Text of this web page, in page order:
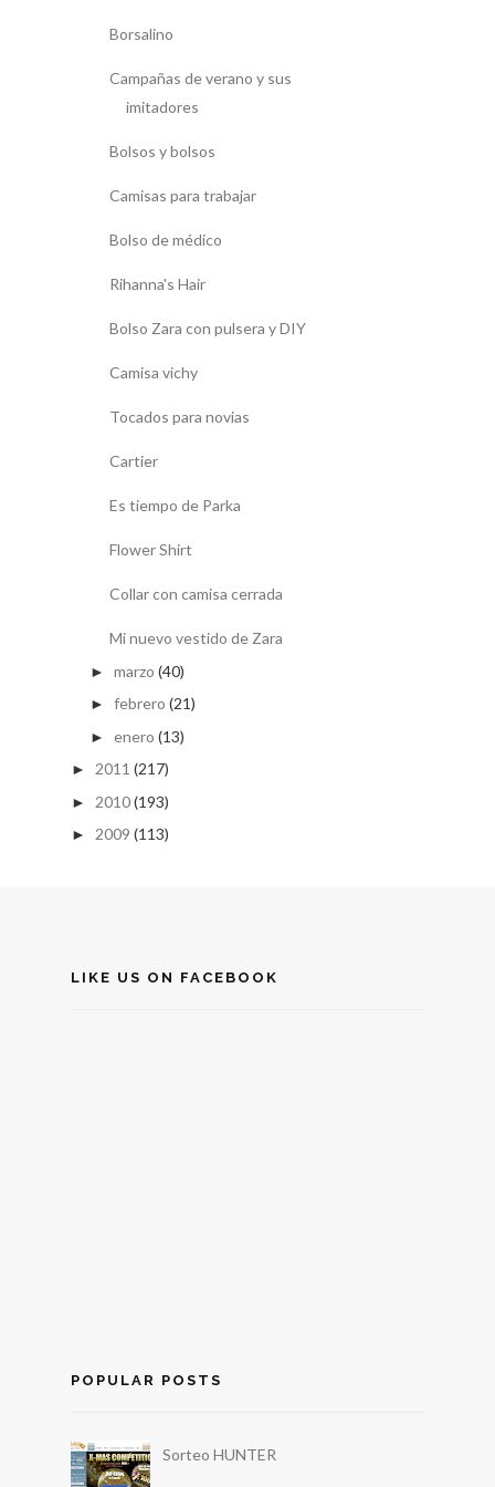
Borsalino
Campañas de verano y sus
imitadores
Bolsos y bolsos
Camisas para trabajar
Bolso de médico
Rihanna's Hair
Bolso Zara con pulsera y DIY
Camisa vichy
Tocados para novias
Cartier
Es tiempo de Parka
Flower Shirt
Collar con camisa cerrada
Mi nuevo vestido de Zara
► marzo (40)
► febrero (21)
► enero (13)
► 2011 (217)
► 2010(193)
► 2009 (113)
LIKE US ON FACEBOOK
POPULAR POSTS
Sorteo HUNTER